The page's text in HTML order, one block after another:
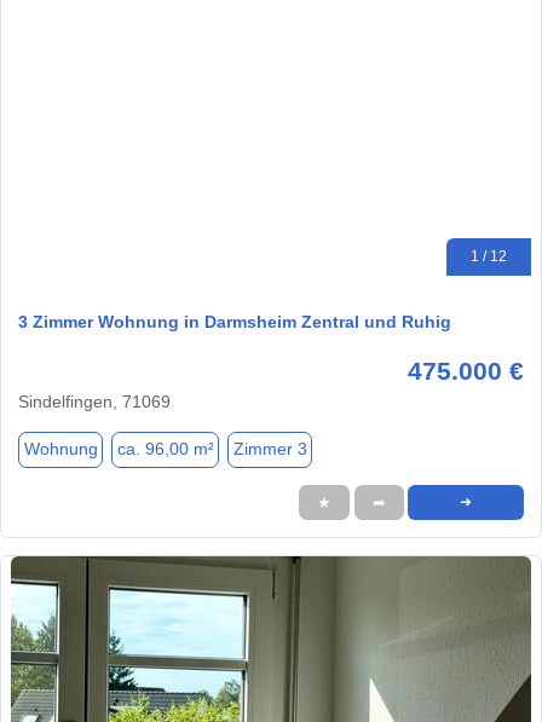
1 / 12
3 Zimmer Wohnung in Darmsheim Zentral und Ruhig
475.000 €
Sindelfingen, 71069
Wohnung ca. 96,00 m² Zimmer 3
★ ➦ ➜